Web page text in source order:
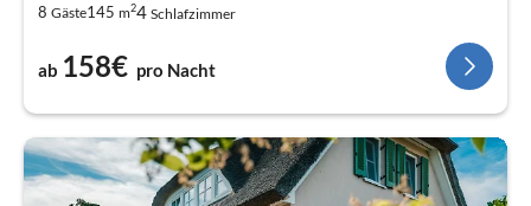
8 Gäste145 m24 Schlafzimmer
ab 158€ pro Nacht